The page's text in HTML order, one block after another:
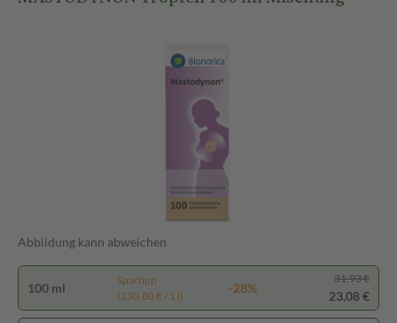
Abbildung kann abweichen
100 ml
Spartipp
(230,80 € / 1 l)
-28%
31,93 €
23,08 €